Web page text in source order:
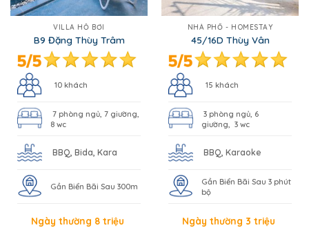
VILLA HỒ BƠI
B9 Đặng Thùy Trâm
10 khách
7 phòng ngủ, 7 giường,
8 wc
BBQ, Bida, Kara
Gần Biển Bãi Sau 300m
Ngày thường 8 triệu
NHÀ PHỐ - HOMESTAY
45/16D Thùy Vân
15 khách
3 phòng ngủ, 6
giường, 3 wc
BBQ, Karaoke
Gần Biển Bãi Sau 3 phút
bộ
Ngày thường 3 triệu